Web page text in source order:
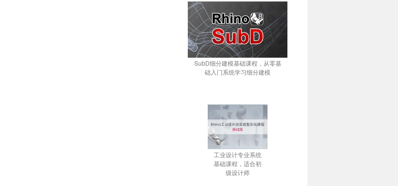
SubD细分建模基础课程，从零基
础入门系统学习细分建模
工业设计专业系统
基础课程，适合初
级设计师